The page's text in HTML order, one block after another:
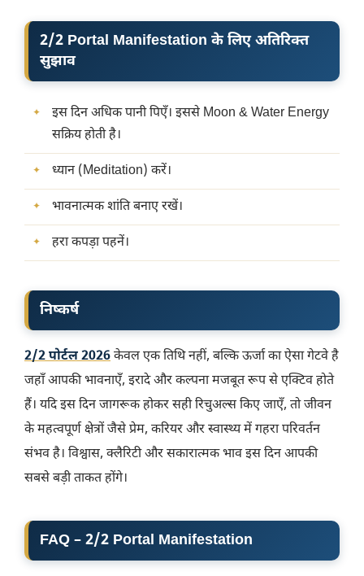
2/2 Portal Manifestation के लिए अतिरिक्त
सुझाव
इस दिन अधिक पानी पिएँ। इससे Moon & Water Energy
सक्रिय होती है।
ध्यान (Meditation) करें।
भावनात्मक शांति बनाए रखें।
हरा कपड़ा पहनें।
निष्कर्ष
2/2 पोर्टल 2026केवल एक तिथि नहीं, बल्कि ऊर्जा का ऐसा गेटवे है
जहाँ आपकी भावनाएँ, इरादे और कल्पना मजबूत रूप से एक्टिव होते
हैं। यदि इस दिन जागरूक होकर सही रिचुअल्स किए जाएँ, तो जीवन
के महत्वपूर्ण क्षेत्रों जैसे प्रेम, करियर और स्वास्थ्य में गहरा परिवर्तन
संभव है। विश्वास, क्लैरिटी और सकारात्मक भाव इस दिन आपकी
सबसे बड़ी ताकत होंगे।
FAQ – 2/2 Portal Manifestation